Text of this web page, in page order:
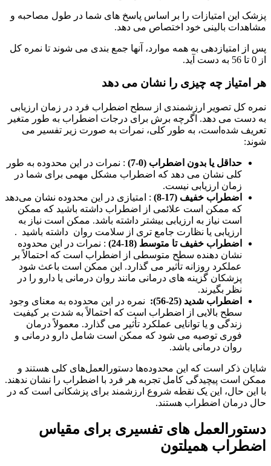
پزشک این امتیازات را بر اساس پاسخ های شما در طول مصاحبه و
مشاهدات بالینی خود اختصاص می دهد.
پس از امتیازدهی به همه موارد، آنها جمع بندی می شوند تا نمره کل
از 0 تا 56 به دست آید.
هر امتیاز چه چیزی را نشان می دهد
نمره کل تصویر ارزشمندی از سطح اضطراب فرد در زمان ارزیابی
به دست می دهد. اگرچه برش برای درجات اضطراب به طور متغیر
تعریف شده‌است، به طور کلی، نمرات به صورت زیر تفسیر می
شوند:
حداقل یا بدون اضطراب (0-7)
: نمرات در این محدوده به طور
کلی نشان می دهد که اضطراب مشکل مهمی برای شما در
زمان ارزیابی نیست.
اضطراب خفیف (17-8)
: امتیازی در این محدوده نشان می‌دهد
که ممکن است علائمی از اضطراب داشته باشید که ممکن
است نیاز به ارزیابی بیشتر داشته باشد. ممکن است نیاز به
ارزیابی یا نظارت جامع تری از سلامت روان داشته باشید .
اضطراب خفیف تا متوسط ​​(18-24)
: نمرات در این محدوده
نشان دهنده سطح متوسطی از اضطراب است که احتمالاً بر
عملکرد روزانه تأثیر می گذارد. این ممکن است باعث شود
پزشکان گزینه های درمانی مانند روان درمانی یا دارو را در
نظر بگیرند.
اضطراب شدید (25-56):
نمره در این محدوده به معنای وجود
سطح بالایی از اضطراب است که احتمالاً به شدت بر کیفیت
زندگی و یا توانایی عملکرد تأثیر می گذارد. معمولاً درمان
فوری توصیه می شود که ممکن است شامل دارو درمانی و
روان درمانی باشد.
شایان ذکر است که این محدوده‌ها دستورالعمل‌های کلی هستند و
ممکن است پیچیدگی کامل تجربه هر فرد با اضطراب را نشان ندهند.
با این حال، این یک نقطه شروع ارزشمند برای پزشکانی است که در
حال درمان اضطراب هستند.
دستورالعمل های تفسیری برای مقیاس
اضطراب همیلتون